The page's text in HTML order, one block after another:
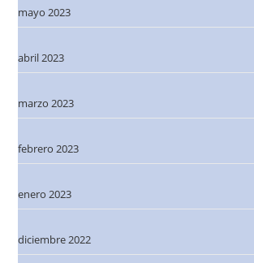
mayo 2023
abril 2023
marzo 2023
febrero 2023
enero 2023
diciembre 2022